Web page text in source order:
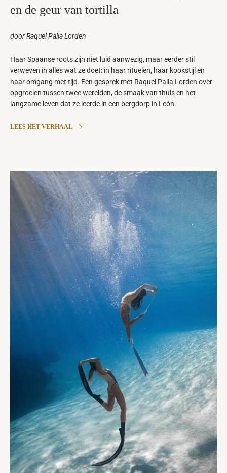
en de geur van tortilla
door Raquel Palla Lorden
Haar Spaanse roots zijn niet luid aanwezig, maar eerder stil
verweven in alles wat ze doet: in haar rituelen, haar kookstijl en
haar omgang met tijd. Een gesprek met Raquel Palla Lorden over
opgroeien tussen twee werelden, de smaak van thuis en het
langzame leven dat ze leerde in een bergdorp in León.
LEES HET VERHAAL